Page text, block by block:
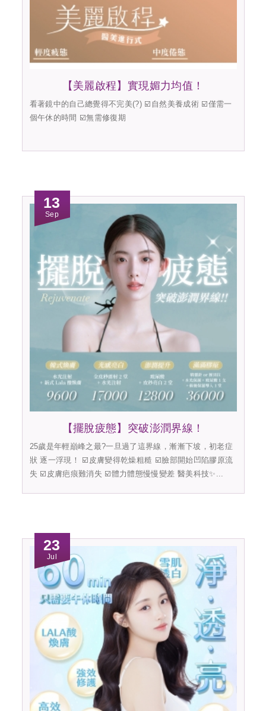
【美麗啟程】實現媚力均值！
看著鏡中的自己總覺得不完美(?) ☑️自然美養成術 ☑️僅需一
個午休的時間 ☑️無需修復期
13
Sep
【擺脫疲態】突破澎潤界線！
25歲是年輕巔峰之最?一旦過了這界線，漸漸下坡，初老症
狀 逐一浮現！ ☑️皮膚變得乾燥粗糙 ☑️臉部開始凹陷膠原流
失 ☑️皮膚疤痕難消失 ☑️體力體態慢慢變差 醫美科技✨...
23
Jul